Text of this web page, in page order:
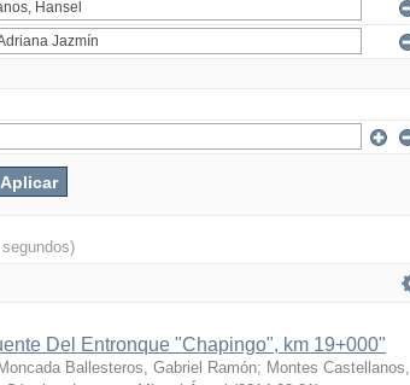
segundos)
Del Entronque "Chapingo", km 19+000"
Moncada Ballesteros, Gabriel Ramón; Montes Castellanos,